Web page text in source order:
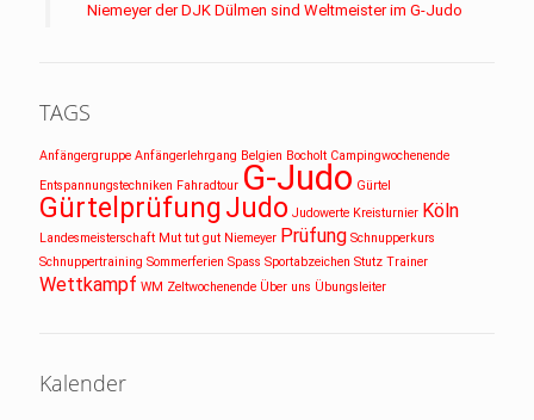
Niemeyer der DJK Dülmen sind Weltmeister im G-Judo
TAGS
Anfängergruppe Anfängerlehrgang Belgien Bocholt Campingwochenende
Entspannungstechniken Fahradtour G-Judo Gürtel
GürtelprüfungJudo Judowerte Kreisturnier Köln
Landesmeisterschaft Mut tut gut Niemeyer Prüfung Schnupperkurs
Schnuppertraining Sommerferien Spass Sportabzeichen Stutz Trainer
Wettkampf WM Zeltwochenende Über uns Übungsleiter
Kalender